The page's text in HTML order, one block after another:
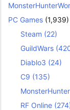
PC Games (1,939)
Steam (22)
GuildWars
Diablo3 (24)
C9 (135)
RF Online